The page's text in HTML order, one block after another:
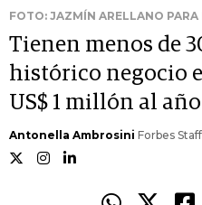
FOTO: JAZMÍN ARELLANO PARA
Tienen menos de
histórico negocio
US$ 1 millón al año
Antonella Ambrosini Forbes Staff